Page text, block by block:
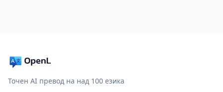
Точен AI превод на над 100 езика